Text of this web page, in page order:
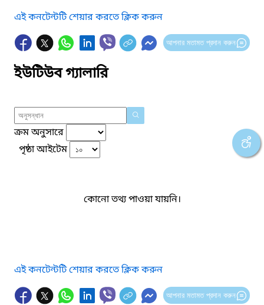
এই কনটেন্টটি শেয়ার করতে ক্লিক করুন
আপনার মতামত প্রদান করুন
ইউটিউব গ্যালারি
ক্রম অনুসারে
পৃষ্ঠা আইটেম
কোনো তথ্য পাওয়া যায়নি।
এই কনটেন্টটি শেয়ার করতে ক্লিক করুন
আপনার মতামত প্রদান করুন